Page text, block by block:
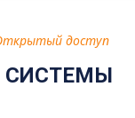
доступ
СИСТЕМЫ